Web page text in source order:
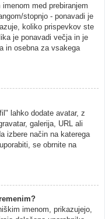
med prebiranjem
stopnjo - ponavadi je
koliko prispevkov ste
je ponavadi večja in je
in osebna za vsakega
lahko dodate avatar, z
galerija, URL ali
izbere način na katerega
se obrnite na
imenom, prikazujejo,